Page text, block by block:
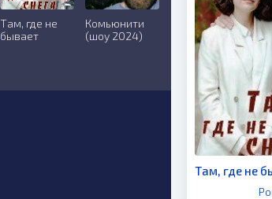
Там, где не
бывает
Комьюнити
(шоу 2024)